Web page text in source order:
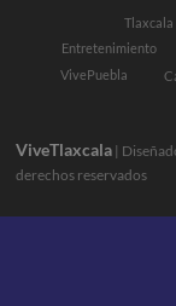
Tlaxcala
Entretenimiento
VivePuebla
ViveTlaxcala |
derechos reservados